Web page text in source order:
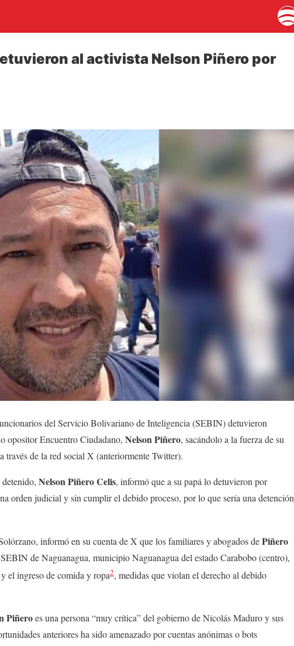
al activista Nelson Piñero por
del Servicio Bolivariano de Inteligencia (SEBIN) detuvieron
opositor Encuentro Ciudadano, Nelson Piñero, sacándolo a la fuerza de su
través de la red social X (anteriormente Twitter).
Nelson Piñero Celis, informó que a su papá lo detuvieron por
orden judicial y sin cumplir el debido proceso, por lo que sería una detención
informó en su cuenta de X que los familiares y abogados dePiñero
de Naguanagua, municipio Naguanagua del estado Carabobo (centro),
el ingreso de comida y ropa2, medidas que violan el derecho al debido
Piñeroes una persona “muy crítica” del gobierno de Nicolás Maduro y sus
anteriores ha sido amenazado por cuentas anónimas o bots